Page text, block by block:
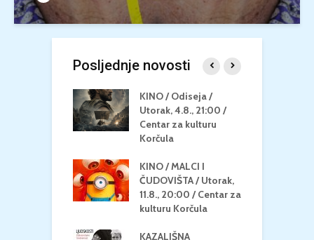
Posljednje novosti
KINO / Odiseja /
Utorak, 4.8., 21:00 /
Centar za kulturu
Korčula
KINO / MALCI I
ČUDOVIŠTA / Utorak,
11.8., 20:00 / Centar za
kulturu Korčula
KAZALIŠNA